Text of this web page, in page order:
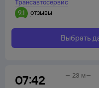
Трансавтосервис
9,1
отзывы
Выбрать
07:42 23 м